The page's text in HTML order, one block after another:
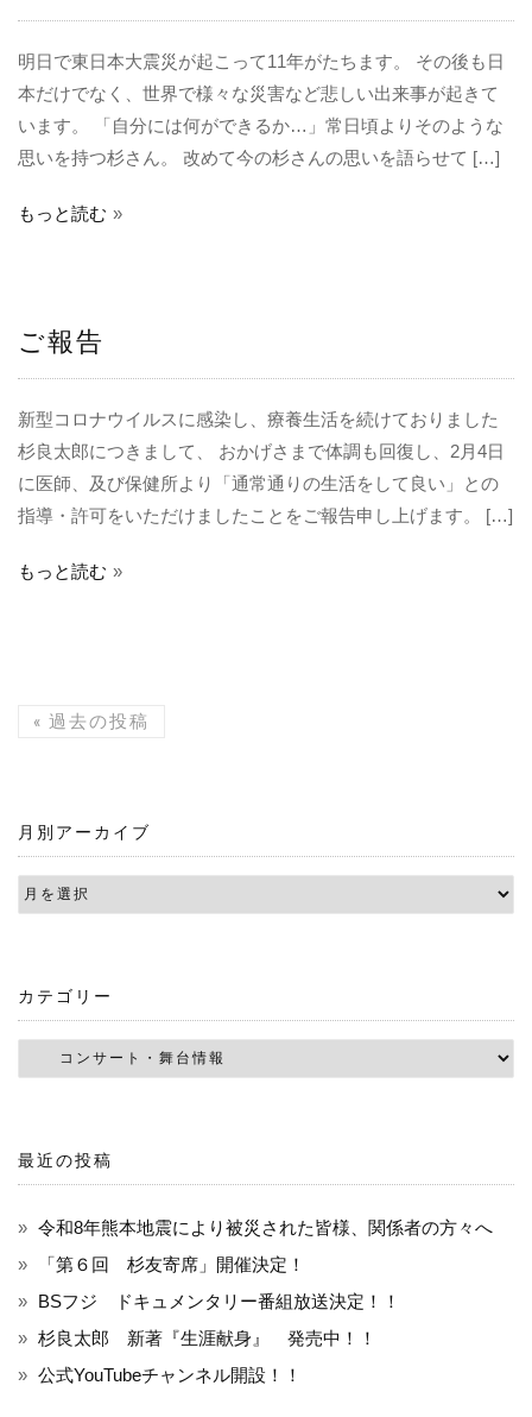
明日で東日本大震災が起こって11年がたちます。 その後も日
本だけでなく、世界で様々な災害など悲しい出来事が起きて
います。 「自分には何ができるか…」常日頃よりそのような
思いを持つ杉さん。 改めて今の杉さんの思いを語らせて […]
もっと読む
ご報告
新型コロナウイルスに感染し、療養生活を続けておりました
杉良太郎につきまして、 おかげさまで体調も回復し、2月4日
に医師、及び保健所より「通常通りの生活をして良い」との
指導・許可をいただけましたことをご報告申し上げます。 […]
もっと読む
« 過去の投稿
月別アーカイブ
カテゴリー
最近の投稿
令和8年熊本地震により被災された皆様、関係者の方々へ
「第６回 杉友寄席」開催決定！
BSフジ ドキュメンタリー番組放送決定！！
杉良太郎 新著『生涯献身』 発売中！！
公式YouTubeチャンネル開設！！